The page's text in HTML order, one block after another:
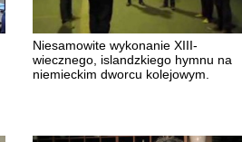
Niesamowite wykonanie XIII-
wiecznego, islandzkiego hymnu na
niemieckim dworcu kolejowym.